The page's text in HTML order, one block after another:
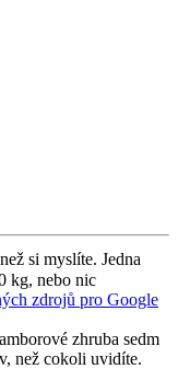
si myslíte. Jedna
kg, nebo nic
zdrojů pro Google
zhruba sedm
než cokoli uvidíte.